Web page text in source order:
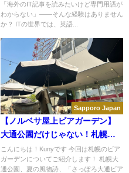
「海外のIT記事を読みたいけど専門用語が
わからない」——そんな経験はありません
か？ ITの世界では、英語...
Sapporo Japan
【ノルベサ屋上ビアガーデン】
大通公園だけじゃない！札幌中
心にあるビアガーデンTHE
CAMP！
こんにちは！Kunyです 今回は札幌のビア
ガーデンについてご紹介します！ 札幌大
通公園、夏の風物詩、「さっぽろ大通ビア